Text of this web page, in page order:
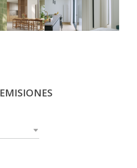
EMISIONES